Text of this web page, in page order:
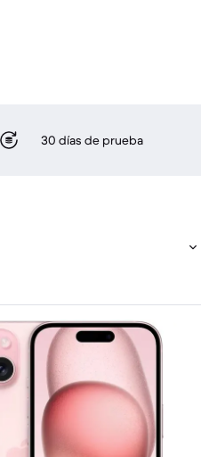
30 días de prueba